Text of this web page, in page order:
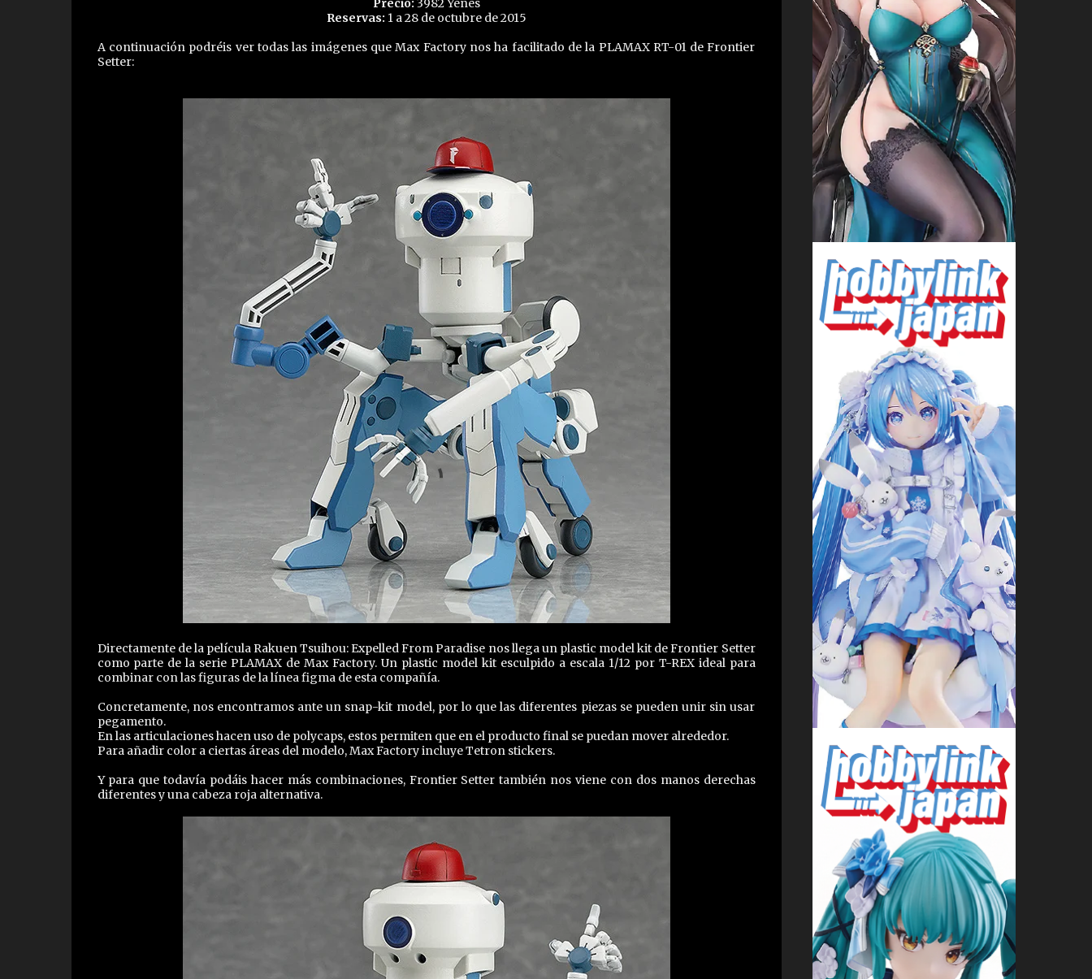
Precio: 3982 Yenes
Reservas: 1 a 28 de octubre de 2015
A continuación podréis ver todas las imágenes que Max Factory nos ha facilitado de la PLAMAX RT-01 de Frontier
Setter:
Directamente de la película Rakuen Tsuihou: Expelled From Paradise nos llega un plastic model kit de Frontier Setter
como parte de la serie PLAMAX de Max Factory. Un plastic model kit esculpido a escala 1/12 por T-REX ideal para
combinar con las figuras de la línea figma de esta compañía.
Concretamente, nos encontramos ante un snap-kit model, por lo que las diferentes piezas se pueden unir sin usar
pegamento.
En las articulaciones hacen uso de polycaps, estos permiten que en el producto final se puedan mover alrededor.
Para añadir color a ciertas áreas del modelo, Max Factory incluye Tetron stickers.
Y para que todavía podáis hacer más combinaciones, Frontier Setter también nos viene con dos manos derechas
diferentes y una cabeza roja alternativa.